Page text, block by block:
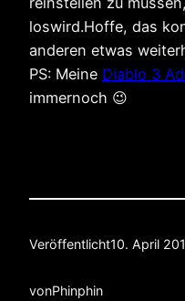
loswird.Hoffe, das
anderen etwas
PS: Meine Diablo 3
immernoch 😉
Veröffentlicht10. April
vonPhinphin